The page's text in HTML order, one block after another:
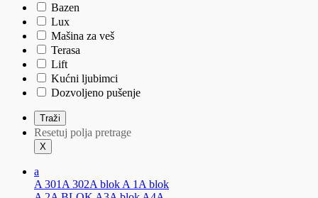
Bazen
Lux
Mašina za veš
Terasa
Lift
Kućni ljubimci
Dozvoljeno pušenje
Resetuj polja pretrage
a
A 301 A 302A blok A 1 A blok